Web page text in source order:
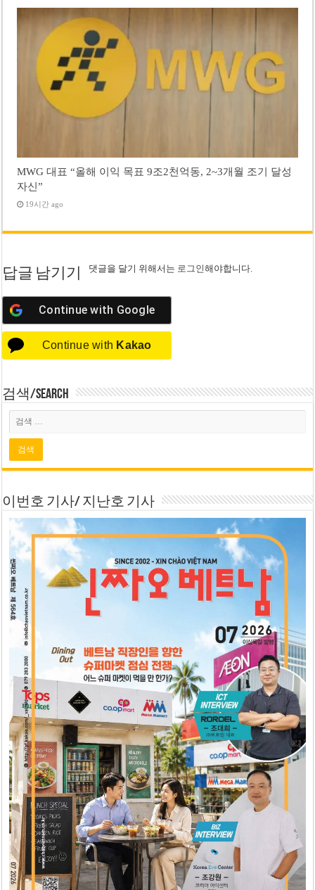
MWG 대표 “올해 이익 목표 9조2천억동, 2~3개월 조기 달성
자신”
19시간 ago
답글 남기기 댓글을 달기 위해서는 로그인해야합니다.
Continue with Google
Continue with Kakao
검색/Search
이번호 기사/ 지난호 기사